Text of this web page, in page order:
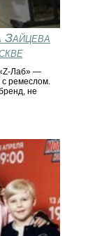
Зайцева
«Z-Лаб» —
с ремеслом.
не